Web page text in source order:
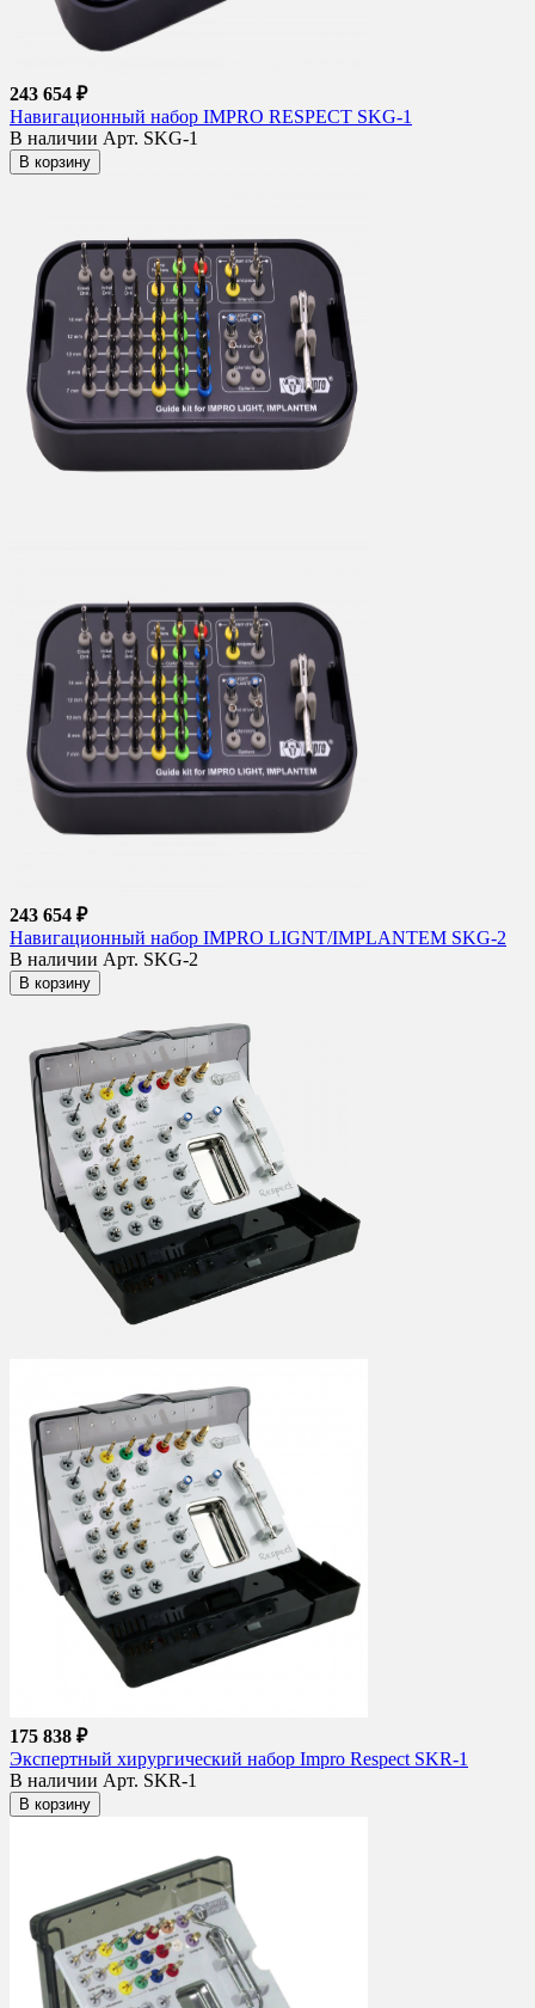
243 654 ₽
Навигационный набор IMPRO RESPECT SKG-1
В наличии Арт. SKG-1
В корзину
243 654 ₽
Навигационный набор IMPRO LIGNT/IMPLANTEM SKG-2
В наличии Арт. SKG-2
В корзину
175 838 ₽
Экспертный хирургический набор Impro Respect SKR-1
В наличии Арт. SKR-1
В корзину